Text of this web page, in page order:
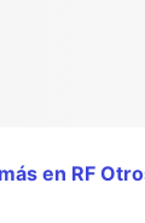
en RF